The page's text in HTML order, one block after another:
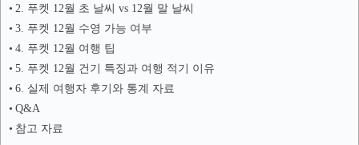
2. 푸켓 12월 초 날씨 vs 12월 말 날씨
3. 푸켓 12월 수영 가능 여부
4. 푸켓 12월 여행 팁
5. 푸켓 12월 건기 특징과 여행 적기 이유
6. 실제 여행자 후기와 통계 자료
Q&A
참고 자료